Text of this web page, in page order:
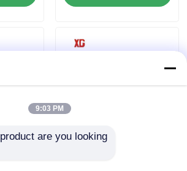
करे
केवी
9:03 PM
are you looking